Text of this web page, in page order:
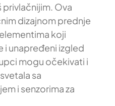
Ova
dizajnom prednje
koji
i unapređeni izgled
mogu očekivati i
sa
i senzorima za